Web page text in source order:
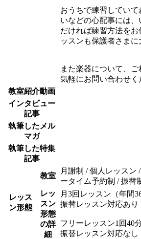
おうちで練習してい
いなどの心配事には
だければ練習方法を
ッスンも保護者さまに
また楽器について、
気軽にお問い合わせく
教室紹介動画
インタビュー
記事
執筆したメル
マガ
執筆した特集
記事
レッス
ン形態
教室
月謝制 / 個人レッスン
ータイム予約制 / 振替
レッ
スン
形態
の詳
細
月3回レッスン（年間
振替レッスン対応あり
フリーレッスン1回40
振替レッスン対応なし